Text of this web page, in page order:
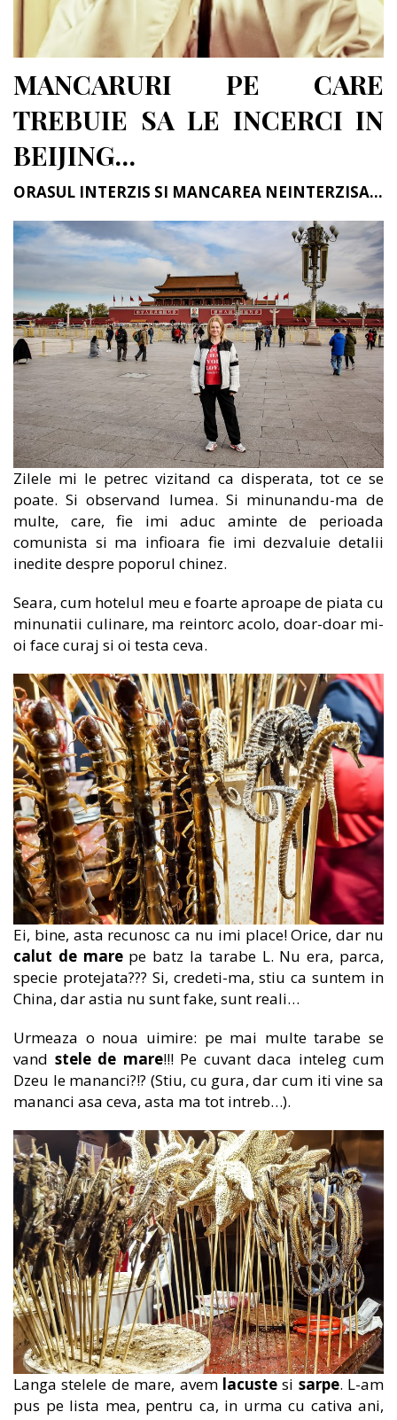
MANCARURI PE CARE
TREBUIE SA LE INCERCI IN
BEIJING…
ORASUL INTERZIS SI MANCAREA NEINTERZISA…
Zilele mi le petrec vizitand ca disperata, tot ce se
poate. Si observand lumea. Si minunandu-ma de
multe, care, fie imi aduc aminte de perioada
comunista si ma infioara fie imi dezvaluie detalii
inedite despre poporul chinez.
Seara, cum hotelul meu e foarte aproape de piata cu
minunatii culinare, ma reintorc acolo, doar-doar mi-
oi face curaj si oi testa ceva.
Ei, bine, asta recunosc ca nu imi place! Orice, dar nu
calut de marepe batz la tarabe L. Nu era, parca,
specie protejata??? Si, credeti-ma, stiu ca suntem in
China, dar astia nu sunt fake, sunt reali…
Urmeaza o noua uimire: pe mai multe tarabe se
vand stele de mare!!! Pe cuvant daca inteleg cum
Dzeu le mananci?!? (Stiu, cu gura, dar cum iti vine sa
mananci asa ceva, asta ma tot intreb…).
Langa stelele de mare, avem lacustesi sarpe. L-am
pus pe lista mea, pentru ca, in urma cu cativa ani,